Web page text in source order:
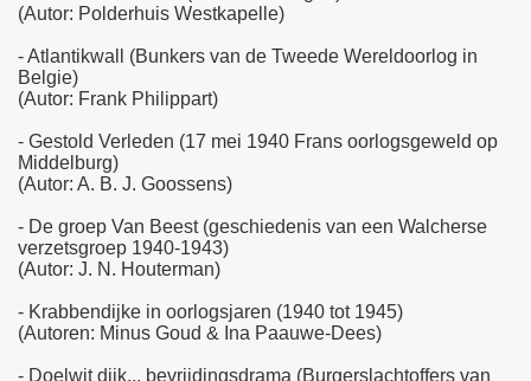
(Autor: Polderhuis Westkapelle)
- Atlantikwall (Bunkers van de Tweede Wereldoorlog in
Belgie)
(Autor: Frank Philippart)
- Gestold Verleden (17 mei 1940 Frans oorlogsgeweld op
Middelburg)
(Autor: A. B. J. Goossens)
- De groep Van Beest (geschiedenis van een Walcherse
verzetsgroep 1940-1943)
(Autor: J. N. Houterman)
- Krabbendijke in oorlogsjaren (1940 tot 1945)
(Autoren: Minus Goud & Ina Paauwe-Dees)
- Doelwit dijk... bevrijdingsdrama (Burgerslachtoffers van